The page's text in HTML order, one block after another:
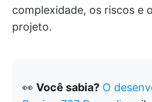
complexidade, os riscos e
projeto.
👀 Você sabia? O